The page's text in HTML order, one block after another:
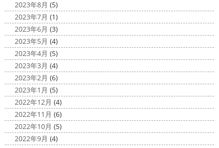
カ陽気になり過ごしやすくなりましたね
お知らせをさせていただきます
先日、弊社が日本ペイン
ト神奈川営業所様より優良施工会社として表彰されました
このよ ...
HAPPY HALLOWEEN
＊湘南の
外壁塗装専門店＊
ちょっとご無沙汰してる間にもう11月も
10日が過ぎようとしていますね
2020年もあっとゆう間
に終わってしまう～
今年はコロナの影響で色々なイベン
トもなくなり淋しいですね… ですが、先日ブログでもお伝
えしたマービスタ ...
2020/11/02
ウェット完成
＊湘南の外壁塗装専
門店＊
こんにちは!! 今週も１週間始まりました
が、明日は祝日です
今日も１日頑張りましょう
さて
2023年8月 (5)
2023年7月 (1)
2023年6月 (3)
2023年5月 (4)
2023年4月 (5)
2023年3月 (4)
2023年2月 (6)
2023年1月 (5)
2022年12月 (4)
2022年11月 (6)
2022年10月 (5)
2022年9月 (4)